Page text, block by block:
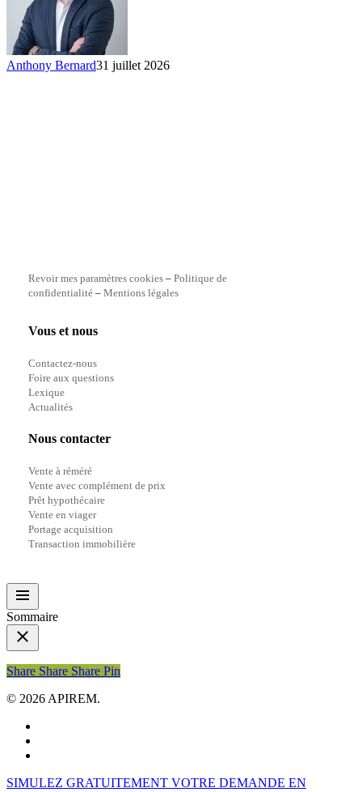
Anthony Bernard31 juillet 2026
Revoir mes paramètres cookies– Politique de
confidentialité – Mentions légales
Vous et nous
Contactez-nous
Foire aux questions
Lexique
Actualités
Nous contacter
Vente à réméré
Vente avec complément de prix
Prêt hypothécaire
Vente en viager
Portage acquisition
Transaction immobilière
Sommaire
Share
Share Share Share Pin
© 2026 APIREM.
Close
SIMULEZ GRATUITEMENT VOTRE DEMANDE EN